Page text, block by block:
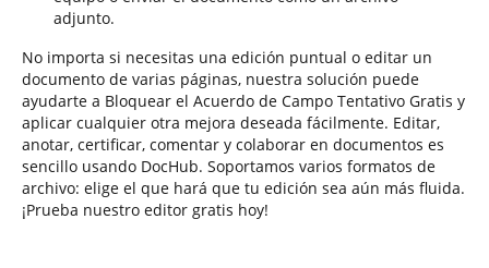
adjunto.
No importa si necesitas una edición puntual o editar un
documento de varias páginas, nuestra solución puede
ayudarte a Bloquear el Acuerdo de Campo Tentativo Gratis y
aplicar cualquier otra mejora deseada fácilmente. Editar,
anotar, certificar, comentar y colaborar en documentos es
sencillo usando DocHub. Soportamos varios formatos de
archivo: elige el que hará que tu edición sea aún más fluida.
¡Prueba nuestro editor gratis hoy!